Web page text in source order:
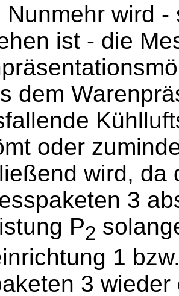
Nunmehr wird
ist - die
dem
oder
wird, da
3
P2
1
3